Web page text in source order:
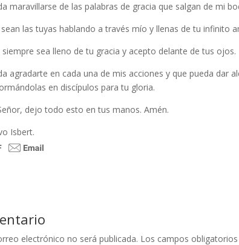
maravillarse de las palabras de gracia que salgan de mi
las tuyas hablando a través mío y llenas de tu infinito
sea lleno de tu gracia y acepto delante de tus ojos.
agradarte en cada una de mis acciones y que pueda dar
en discípulos para tu gloria.
dejo todo esto en tus manos. Amén.
Isbert.
electrónico no será publicada. Los campos